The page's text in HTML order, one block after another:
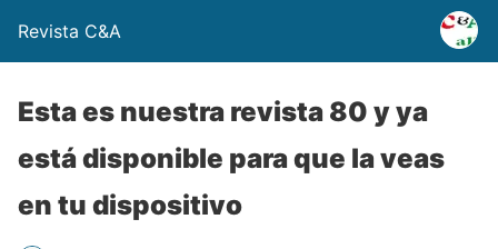
Revista C&A
Esta es nuestra revista 80 y ya
está disponible para que la veas
en tu dispositivo